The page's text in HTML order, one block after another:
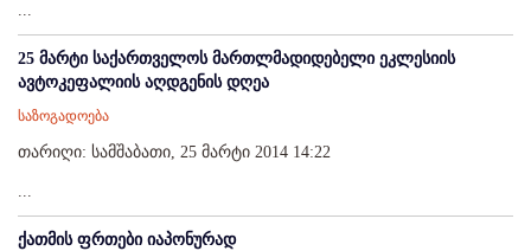
...
25 მარტი საქართველოს მართლმადიდებელი ეკლესიის
ავტოკეფალიის აღდგენის დღეა
საზოგადოება
თარიღი: სამშაბათი, 25 მარტი 2014 14:22
...
ქათმის ფრთები იაპონურად